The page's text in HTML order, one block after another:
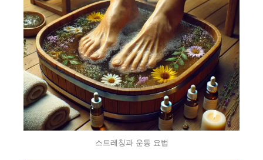
스트레칭과 운동 요법